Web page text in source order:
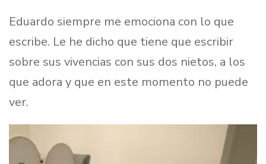
Eduardo siempre me emociona con lo que
escribe. Le he dicho que tiene que escribir
sobre sus vivencias con sus dos nietos, a los
que adora y que en este momento no puede
ver.